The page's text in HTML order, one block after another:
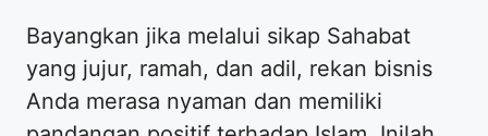
​Bayangkan jika melalui sikap Sahabat
yang jujur, ramah, dan adil, rekan bisnis
Anda merasa nyaman dan memiliki